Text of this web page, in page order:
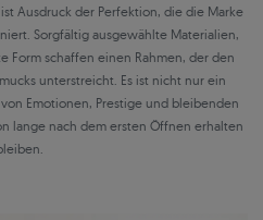
Ausdruck der Perfektion, die die Marke
Sorgfältig ausgewählte Materialien,
Form schaffen einen Rahmen, der den
unterstreicht. Es ist nicht nur ein
Emotionen, Prestige und bleibenden
lange nach dem ersten Öffnen erhalten